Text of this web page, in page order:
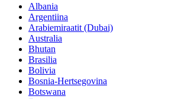
Albania
Argentiina
Arabiemiraatit (Dubai)
Australia
Bhutan
Brasilia
Bolivia
Bosnia-Hertsegovina
Botswana